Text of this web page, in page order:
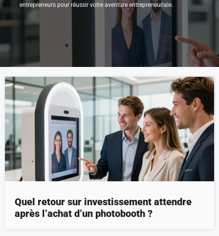
entrepreneurs pour réussir votre aventure entrepreneuriale.
Quel retour sur investissement attendre
après l’achat d’un photobooth ?